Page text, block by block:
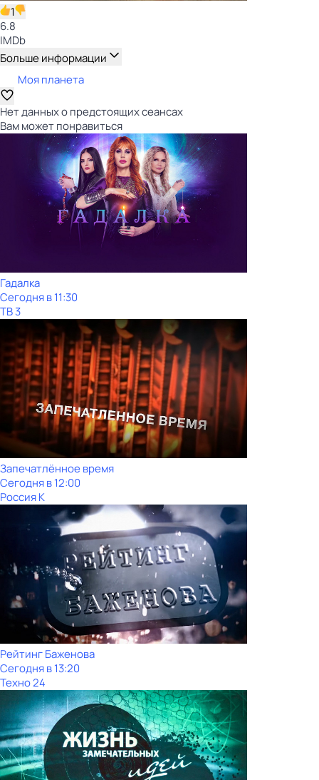
1
6.8
IMDb
Больше информации
Моя планета
Нет данных о предстоящих сеансах
Вам может понравиться
Гадaлкa
Сегодня в 11:30
ТВ 3
Запечатлённое время
Сегодня в 12:00
Россия К
Рейтинг Баженова
Сегодня в 13:20
Техно 24